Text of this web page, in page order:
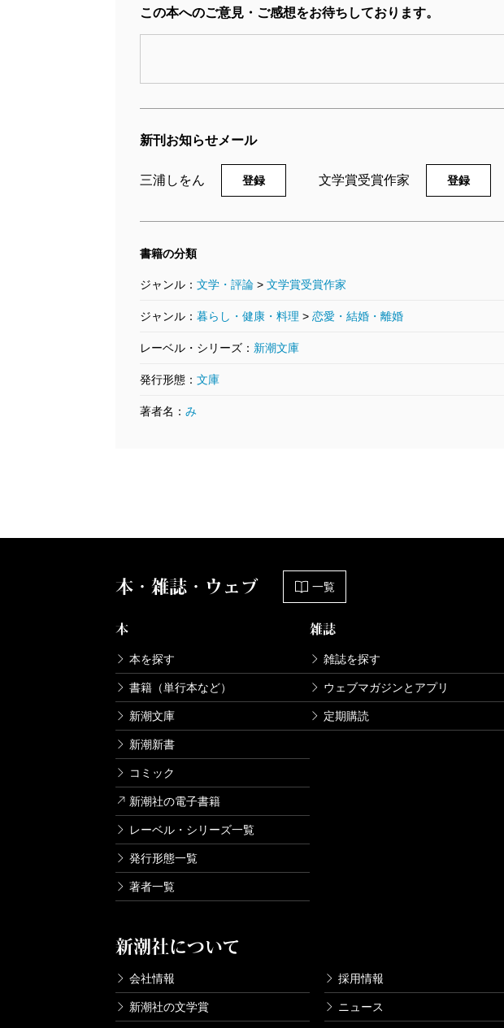
この本へのご意見・ご感想をお待ちしております。
新刊お知らせメール
三浦しをん 登録 文学賞受賞作家 登録
書籍の分類
ジャンル： 文学・評論 > 文学賞受賞作家
ジャンル： 暮らし・健康・料理 > 恋愛・結婚・離婚
レーベル・シリーズ： 新潮文庫
発行形態： 文庫
著者名： み
本・雑誌・ウェブ 一覧
本
本を探す
書籍（単行本など）
新潮文庫
新潮新書
コミック
新潮社の電子書籍
レーベル・シリーズ一覧
発行形態一覧
著者一覧
雑誌
雑誌を探す
ウェブマガジンとアプリ
定期購読
新潮社について
会社情報 採用情報
新潮社の文学賞 ニュース